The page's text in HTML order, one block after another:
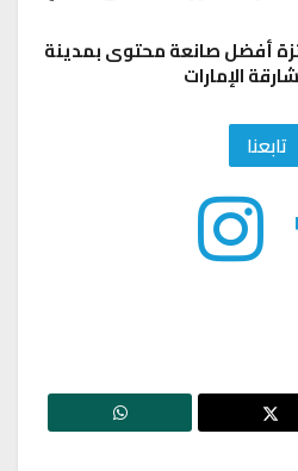
أفضل صانعة محتوى بمدينة
الإمارات
تابعنا